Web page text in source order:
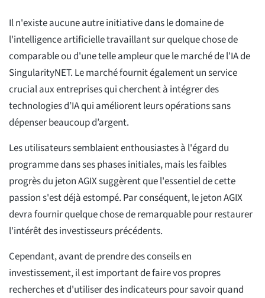
Il n'existe aucune autre initiative dans le domaine de
l'intelligence artificielle travaillant sur quelque chose de
comparable ou d'une telle ampleur que le marché de l'IA de
SingularityNET. Le marché fournit également un service
crucial aux entreprises qui cherchent à intégrer des
technologies d’IA qui améliorent leurs opérations sans
dépenser beaucoup d’argent.
Les utilisateurs semblaient enthousiastes à l'égard du
programme dans ses phases initiales, mais les faibles
progrès du jeton AGIX suggèrent que l'essentiel de cette
passion s'est déjà estompé. Par conséquent, le jeton AGIX
devra fournir quelque chose de remarquable pour restaurer
l'intérêt des investisseurs précédents.
Cependant, avant de prendre des conseils en
investissement, il est important de faire vos propres
recherches et d'utiliser des indicateurs pour savoir quand